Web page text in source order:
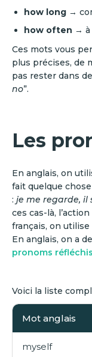
how long →
how often → à
Ces mots vous
plus précises, de
pas rester dans
no”.
Les
En anglais, on
fait quelque
: je me regarde, il
ces cas-là,
français, on utilise
En anglais, on a
pronoms réfléchis
Voici la liste
Mot anglais
myself